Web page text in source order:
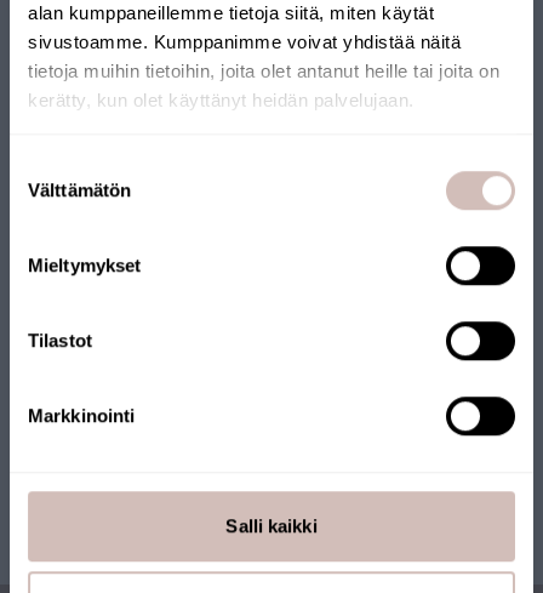
alan kumppaneillemme tietoja siitä, miten käytät
sivustoamme. Kumppanimme voivat yhdistää näitä
tietoja muihin tietoihin, joita olet antanut heille tai joita on
kerätty, kun olet käyttänyt heidän palvelujaan.
valinta
Välttämätön
Mieltymykset
Tilastot
Markkinointi
Salli kaikki
SUOMALAINEN
VERKKOKAUPPA
Verkkokauppaa pitää yllä suomalainen yritys, joka toimittaa
tuotteet Suomesta. Myös monilla tuotteillamme on